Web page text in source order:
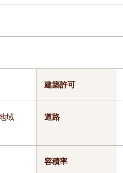
建築許可
域 道路
容積率